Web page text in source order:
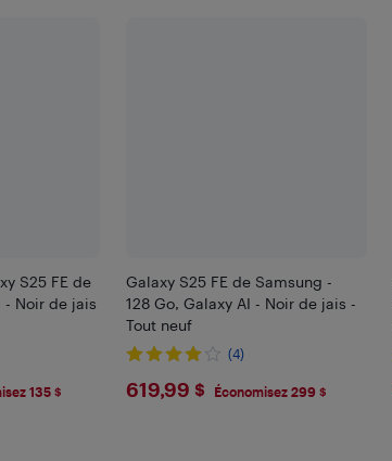
S25 FE de
- Noir de jais
135 $
Galaxy S25 FE de Samsung -
128 Go, Galaxy AI - Noir de jais -
Tout neuf
(4)
$619.99
619,99 $ Économisez 299 $